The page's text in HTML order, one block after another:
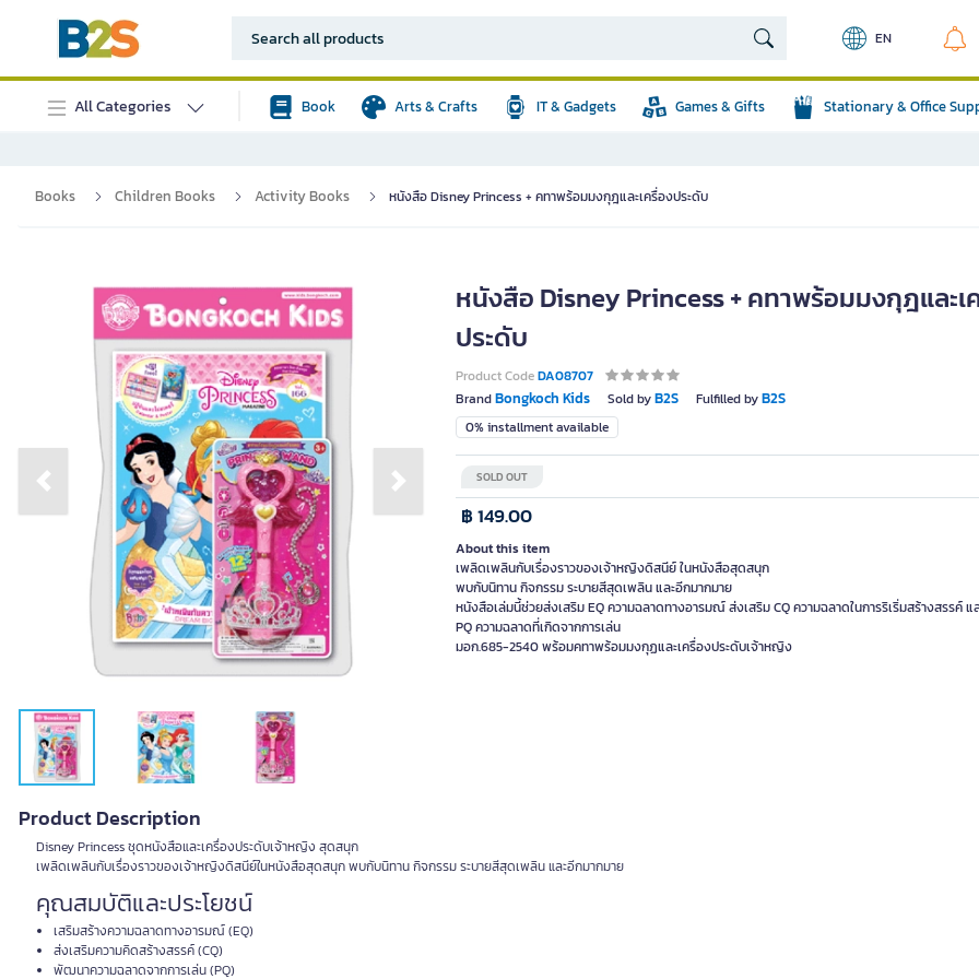
EN
All Categories Book Arts & Crafts IT & Gadgets Games & Gifts Stationary & Office
Books Children Books Activity Books หนังสือ Disney Princess + คทาพร้อมมงกุฎและเครื่องประดับ
Previous slide Next slide
หนังสือ Disney Princess + คทาพร้อมมงกุฎและเ
ประดับ
Product CodeDA08707
BrandBongkoch Kids Sold byB2S Fulfilled byB2S
0% installment available
SOLD OUT
฿ 149.00
About this item
เพลิดเพลินกับเรื่องราวของเจ้าหญิงดิสนีย์ ในหนังสือสุดสนุก
พบกับนิทาน กิจกรรม ระบายสีสุดเพลิน และอีกมากมาย
หนังสือเล่มนี้ช่วยส่งเสริม EQ ความฉลาดทางอารมณ์ ส่งเสริม CQ ความฉลาดในการริเริ่มสร้างสรรค์ แ
PQ ความฉลาดที่เกิดจากการเล่น
มอก.685-2540 พร้อมคทาพร้อมมงกุฏและเครื่องประดับเจ้าหญิง
Product Description
Disney Princess ชุดหนังสือและเครื่องประดับเจ้าหญิง สุดสนุก
เพลิดเพลินกับเรื่องราวของเจ้าหญิงดิสนีย์ในหนังสือสุดสนุก พบกับนิทาน กิจกรรม ระบายสีสุดเพลิน และอีกมากมาย
คุณสมบัติและประโยชน์
เสริมสร้างความฉลาดทางอารมณ์ (EQ)
ส่งเสริมความคิดสร้างสรรค์ (CQ)
พัฒนาความฉลาดจากการเล่น (PQ)